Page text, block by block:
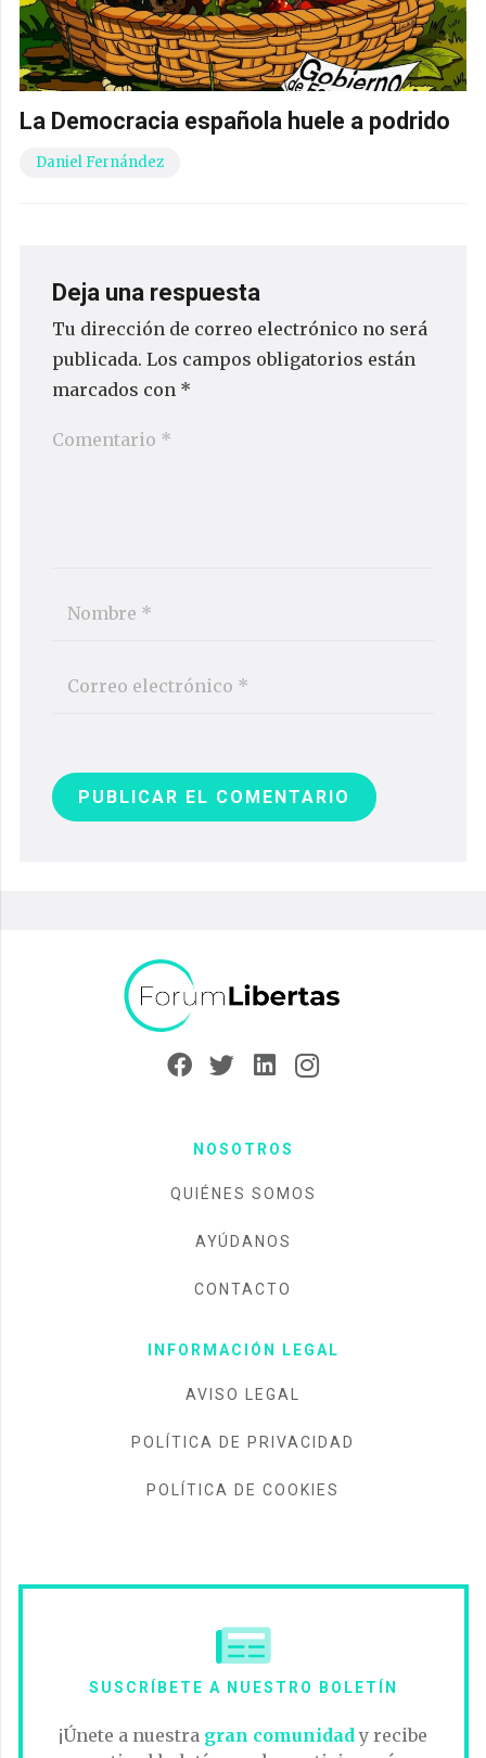
La Democracia española huele a podrido
Daniel Fernández
Deja una respuesta
Tu dirección de correo electrónico no será
publicada. Los campos obligatorios están
marcados con *
PUBLICAR EL COMENTARIO
NOSOTROS
QUIÉNES SOMOS
AYÚDANOS
CONTACTO
INFORMACIÓN LEGAL
AVISO LEGAL
POLÍTICA DE PRIVACIDAD
POLÍTICA DE COOKIES
SUSCRÍBETE A NUESTRO BOLETÍN
¡Únete a nuestra gran comunidad y recibe